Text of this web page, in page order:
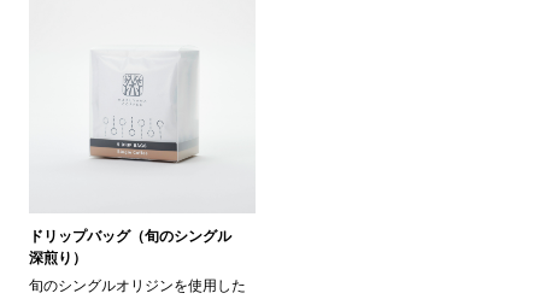
ドリップバッグ（旬のシングル
深煎り）
旬のシングルオリジンを使用した